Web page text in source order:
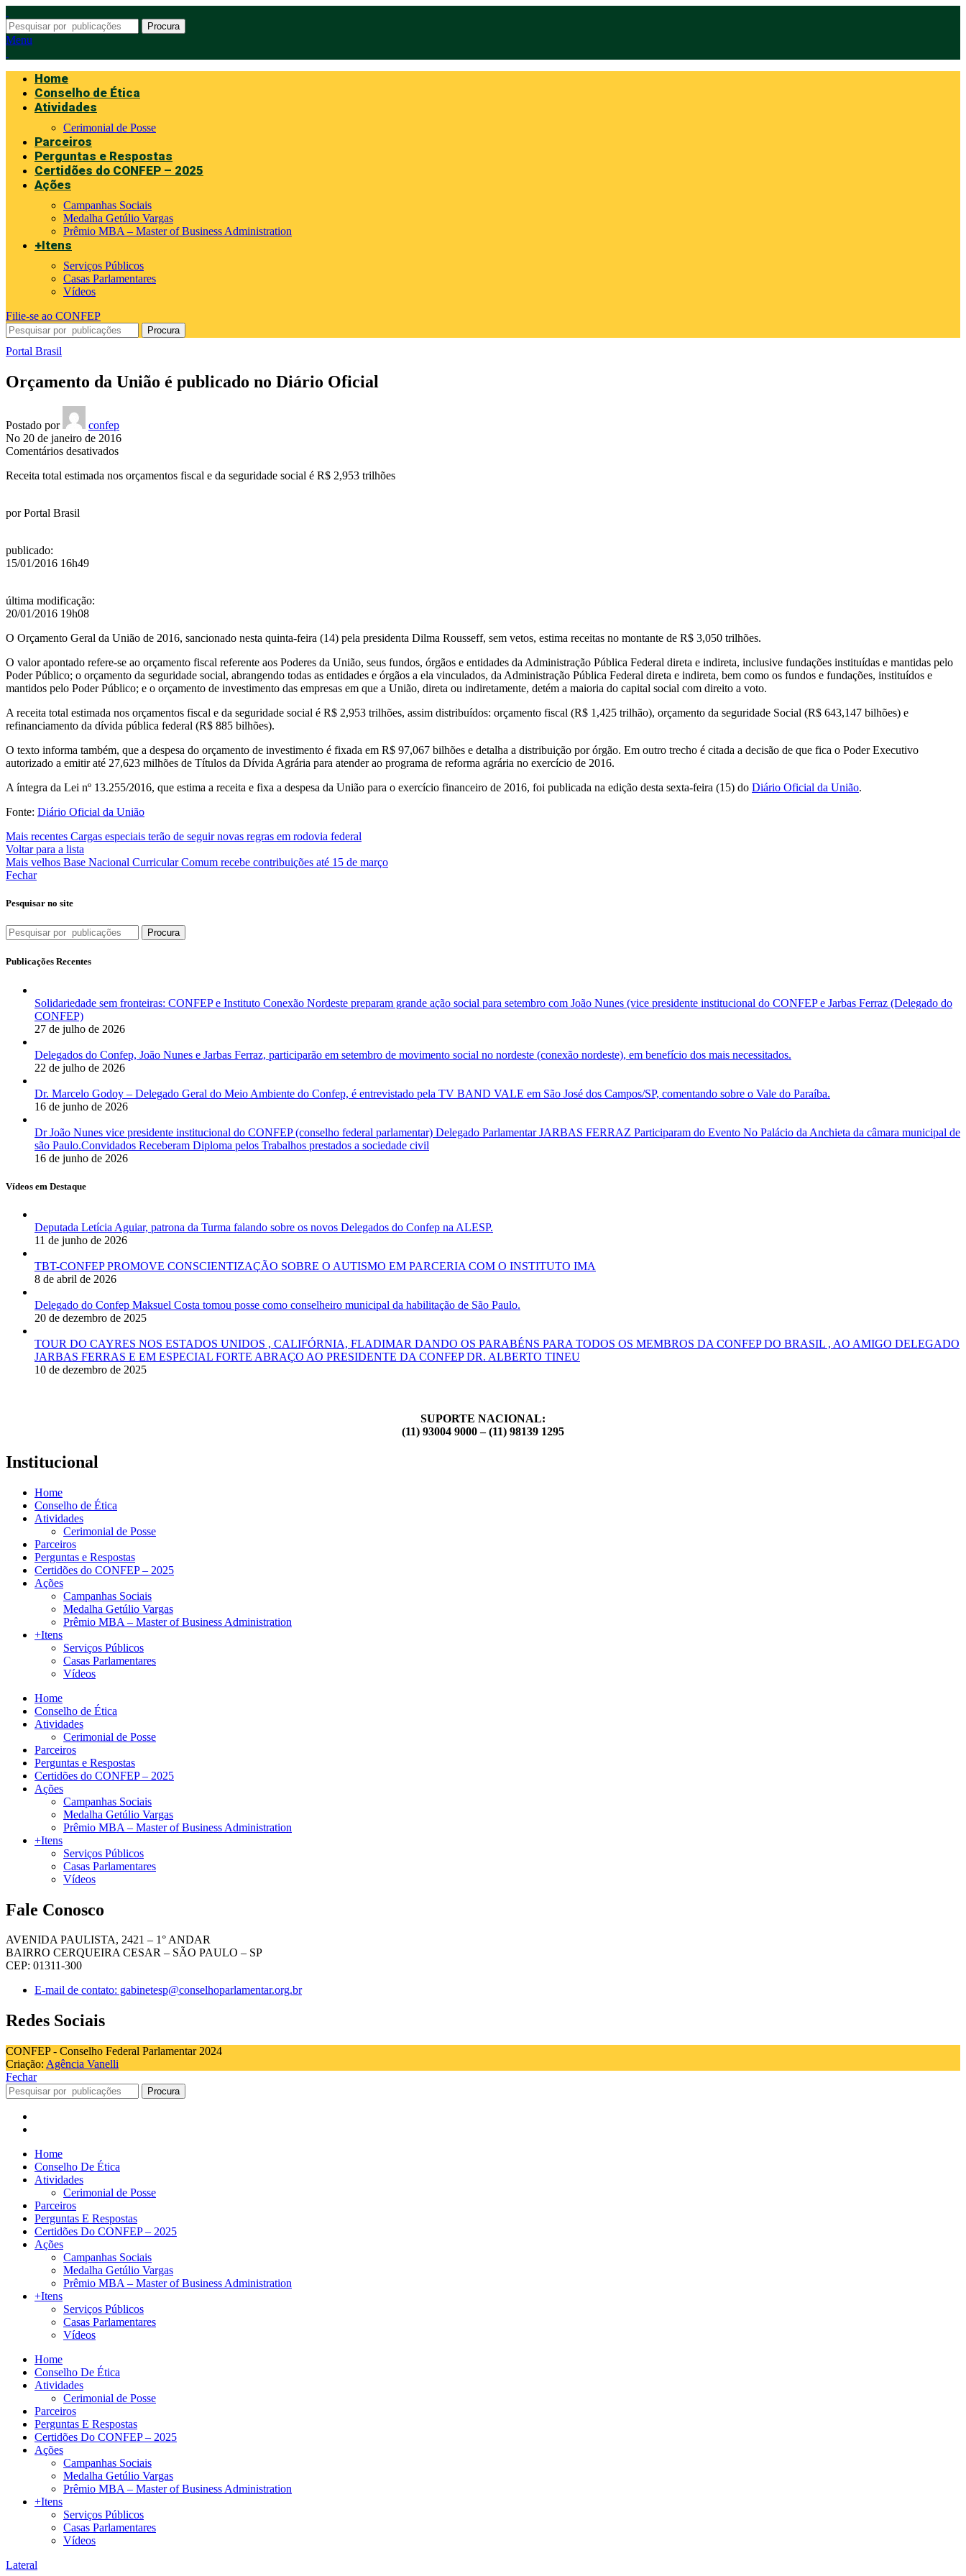
Procura
Menu
Home
Conselho de Ética
Atividades
Cerimonial de Posse
Parceiros
Perguntas e Respostas
Certidões do CONFEP – 2025
Ações
Campanhas Sociais
Medalha Getúlio Vargas
Prêmio MBA – Master of Business Administration
+Itens
Serviços Públicos
Casas Parlamentares
Vídeos
Filie-se ao CONFEP
Procura
Portal Brasil
Orçamento da União é publicado no Diário Oficial
Postado por
confep
No 20 de janeiro de 2016
Comentários desativadosem
da
Receita total estimada nos orçamentos fiscal e da seguridade social é R$ 2,953 trilhões
porPortal Brasil
publicado:
15/01/2016 16h49
última modificação:
20/01/2016 19h08
O Orçamento Geral da União de 2016, sancionado nesta quinta-feira (14) pela presidenta Dilma Rousseff, sem vetos, estima receitas no montante de R$ 3,050 trilhões.
O valor apontado refere-se ao orçamento fiscal referente aos Poderes da União, seus fundos, órgãos e entidades da Administração Pública Federal direta e indireta, inclusive fundações instituídas e mantidas pelo
Poder Público; o orçamento da seguridade social, abrangendo todas as entidades e órgãos a ela vinculados, da Administração Pública Federal direta e indireta, bem como os fundos e fundações, instituídos e
mantidos pelo Poder Público; e o orçamento de investimento das empresas em que a União, direta ou indiretamente, detém a maioria do capital social com direito a voto.
A receita total estimada nos orçamentos fiscal e da seguridade social é R$ 2,953 trilhões, assim distribuídos: orçamento fiscal (R$ 1,425 trilhão), orçamento da seguridade Social (R$ 643,147 bilhões) e
refinanciamento da dívida pública federal (R$ 885 bilhões).
O texto informa também, que a despesa do orçamento de investimento é fixada em R$ 97,067 bilhões e detalha a distribuição por órgão. Em outro trecho é citada a decisão de que fica o Poder Executivo
autorizado a emitir até 27,623 milhões de Títulos da Dívida Agrária para atender ao programa de reforma agrária no exercício de 2016.
A íntegra da Lei nº 13.255/2016, que estima a receita e fixa a despesa da União para o exercício financeiro de 2016, foi publicada na edição desta sexta-feira (15) do Diário Oficial da União.
Fonte: Diário Oficial da União
Mais recentes Cargas especiais terão de seguir novas regras em rodovia federal
Voltar para a lista
Mais velhos Base Nacional Curricular Comum recebe contribuições até 15 de março
Fechar
Pesquisar no site
Procura
Publicações Recentes
Solidariedade sem fronteiras: CONFEP e Instituto Conexão Nordeste preparam grande ação social para setembro com João Nunes (vice presidente institucional do CONFEP e Jarbas Ferraz (Delegado do
CONFEP)
27 de julho de 2026
Delegados do Confep, João Nunes e Jarbas Ferraz, participarão em setembro de movimento social no nordeste (conexão nordeste), em benefício dos mais necessitados.
22 de julho de 2026
Dr. Marcelo Godoy – Delegado Geral do Meio Ambiente do Confep, é entrevistado pela TV BAND VALE em São José dos Campos/SP, comentando sobre o Vale do Paraíba.
16 de junho de 2026
Dr João Nunes vice presidente institucional do CONFEP (conselho federal parlamentar) Delegado Parlamentar JARBAS FERRAZ Participaram do Evento No Palácio da Anchieta da câmara municipal de
são Paulo.Convidados Receberam Diploma pelos Trabalhos prestados a sociedade civil
16 de junho de 2026
Vídeos em Destaque
Deputada Letícia Aguiar, patrona da Turma falando sobre os novos Delegados do Confep na ALESP.
11 de junho de 2026
TBT-CONFEP PROMOVE CONSCIENTIZAÇÃO SOBRE O AUTISMO EM PARCERIA COM O INSTITUTO IMA
8 de abril de 2026
Delegado do Confep Maksuel Costa tomou posse como conselheiro municipal da habilitação de São Paulo.
20 de dezembro de 2025
TOUR DO CAYRES NOS ESTADOS UNIDOS , CALIFÓRNIA, FLADIMAR DANDO OS PARABÉNS PARA TODOS OS MEMBROS DA CONFEP DO BRASIL , AO AMIGO DELEGADO
JARBAS FERRAS E EM ESPECIAL FORTE ABRAÇO AO PRESIDENTE DA CONFEP DR. ALBERTO TINEU
10 de dezembro de 2025
SUPORTE NACIONAL:
(11) 93004 9000 – (11) 98139 1295
Institucional
Home
Conselho de Ética
Atividades
Cerimonial de Posse
Parceiros
Perguntas e Respostas
Certidões do CONFEP – 2025
Ações
Campanhas Sociais
Medalha Getúlio Vargas
Prêmio MBA – Master of Business Administration
+Itens
Serviços Públicos
Casas Parlamentares
Vídeos
Home
Conselho de Ética
Atividades
Cerimonial de Posse
Parceiros
Perguntas e Respostas
Certidões do CONFEP – 2025
Ações
Campanhas Sociais
Medalha Getúlio Vargas
Prêmio MBA – Master of Business Administration
+Itens
Serviços Públicos
Casas Parlamentares
Vídeos
Fale Conosco
AVENIDA PAULISTA, 2421 – 1° ANDAR
BAIRRO CERQUEIRA CESAR – SÃO PAULO – SP
CEP: 01311-300
E-mail de contato: gabinetesp@conselhoparlamentar.org.br
Redes Sociais
CONFEP - Conselho Federal Parlamentar 2024
Criação: Agência Vanelli
Fechar
Procura
Home
Conselho De Ética
Atividades
Cerimonial de Posse
Parceiros
Perguntas E Respostas
Certidões Do CONFEP – 2025
Ações
Campanhas Sociais
Medalha Getúlio Vargas
Prêmio MBA – Master of Business Administration
+Itens
Serviços Públicos
Casas Parlamentares
Vídeos
Home
Conselho De Ética
Atividades
Cerimonial de Posse
Parceiros
Perguntas E Respostas
Certidões Do CONFEP – 2025
Ações
Campanhas Sociais
Medalha Getúlio Vargas
Prêmio MBA – Master of Business Administration
+Itens
Serviços Públicos
Casas Parlamentares
Vídeos
Lateral